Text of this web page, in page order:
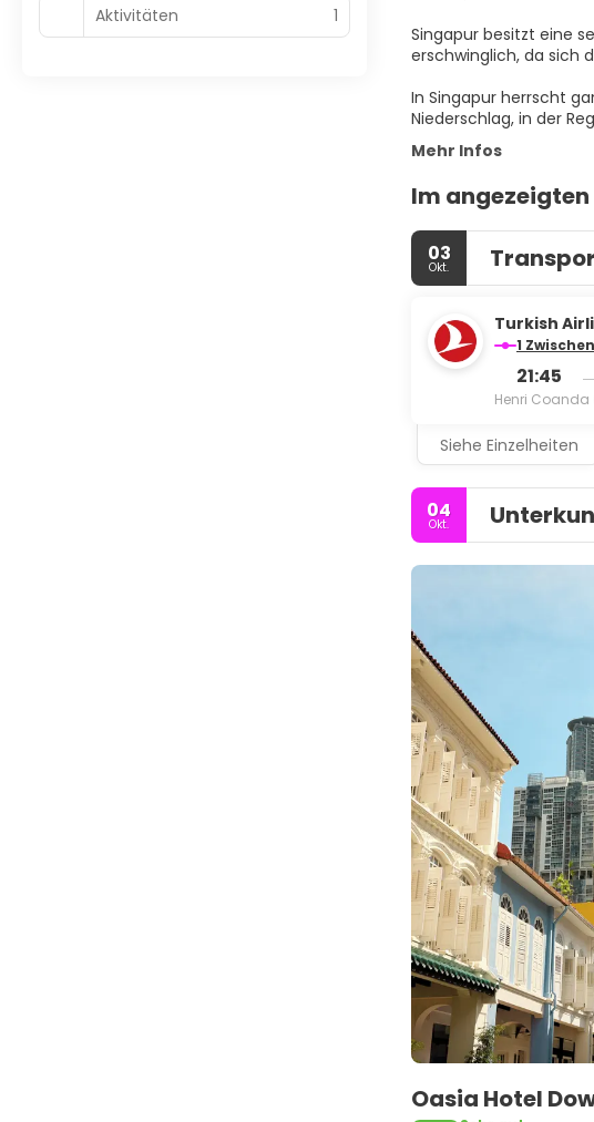
Singapur besitzt eine
erschwinglich, da sich
In Singapur herrscht
Mehr Infos
Im
03
Okt.
Turkish
1
21:45
Henri Coanda
Siehe Einzelheiten
04
Okt.
Oasia Hotel
Aktivitäten 1